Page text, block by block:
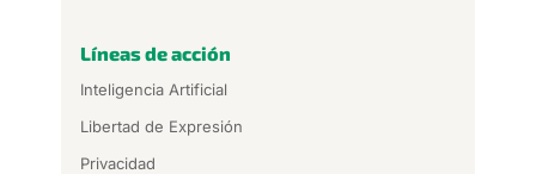
Líneas de acción
Inteligencia Artificial
Libertad de Expresión
Privacidad